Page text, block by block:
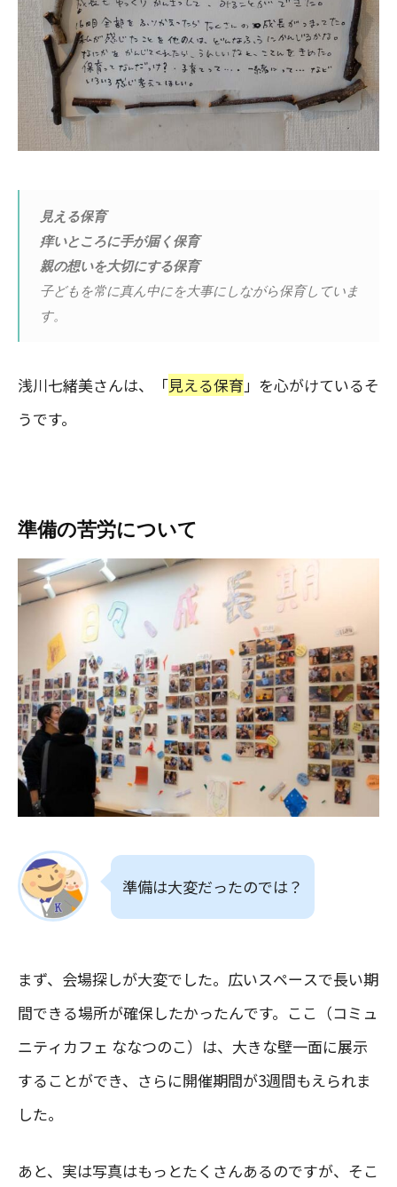
見える保育
痒いところに手が届く保育
親の想いを大切にする保育
子どもを常に真ん中にを大事にしながら保育していま
す。
浅川七緒美さんは、「見える保育 」を心がけているそ
うです。
準備の苦労について
準備は大変だったのでは？
まず、会場探しが大変でした。広いスペースで長い期
間できる場所が確保したかったんです。ここ（コミュ
ニティカフェ ななつのこ）は、大きな壁一面に展示
することができ、さらに開催期間が3週間もえられま
した。
あと、実は写真はもっとたくさんあるのですが、そこ